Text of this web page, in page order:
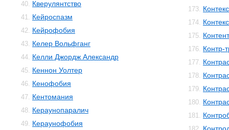
40. Кверулянтство
41. Кейроспазм
42. Кейрофобия
43. Келер Вольфганг
44. Келли Джордж Александр
45. Кеннон Уолтер
46. Кенофобия
47. Кентомания
48. Кераунопаралич
49. Кераунофобия
173.
174.
175.
176. Контр-
177.
178.
179.
180.
181.